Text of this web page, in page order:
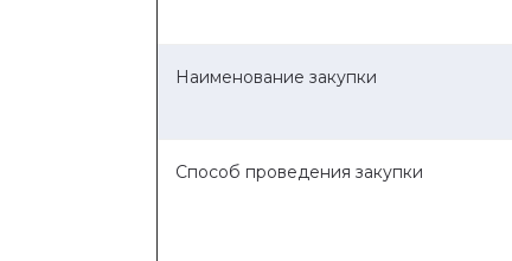
Наименование закупки
Способ проведения закупки